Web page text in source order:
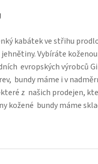
kabátek ve střihu
Vybíráte
evropských výrobců
bundy máme i v
z našich prodejen,
kožené bundy máme